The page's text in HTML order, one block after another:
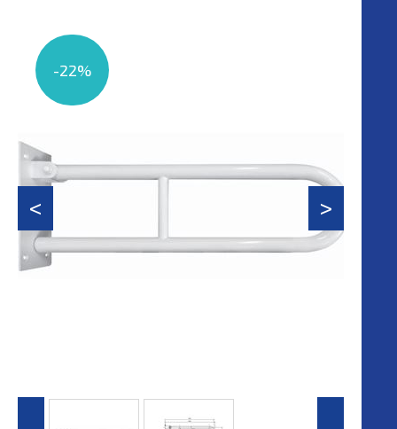
-22%